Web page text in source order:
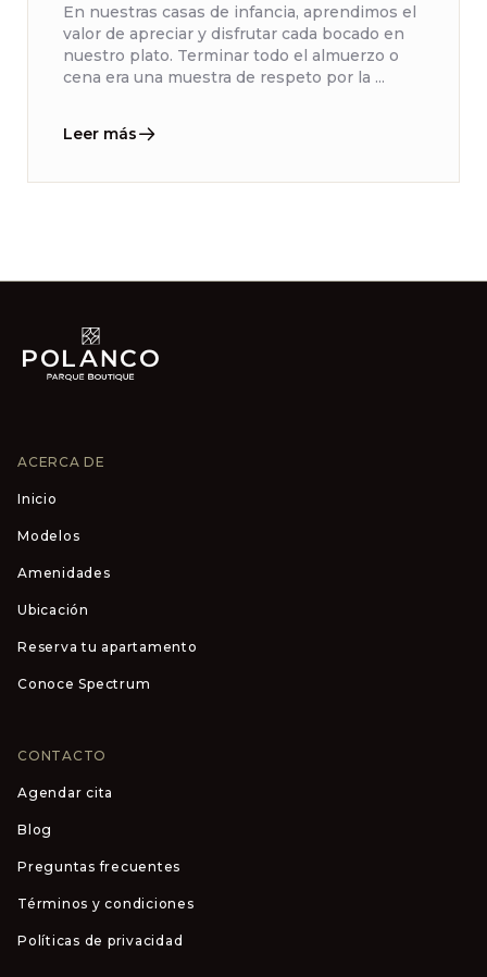
En nuestras casas de infancia, aprendimos el
valor de apreciar y disfrutar cada bocado en
nuestro plato. Terminar todo el almuerzo o
cena era una muestra de respeto por la ...
Leer más
ACERCA DE
Inicio
Modelos
Amenidades
Ubicación
Reserva tu apartamento
Conoce Spectrum
CONTACTO
Agendar cita
Blog
Preguntas frecuentes
Términos y condiciones
Políticas de privacidad